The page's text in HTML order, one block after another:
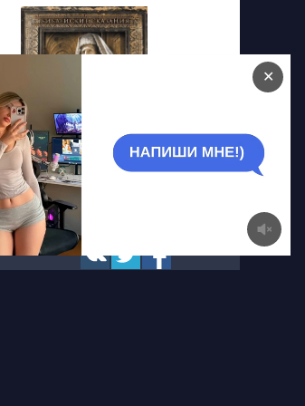
Царь Соломон.
Мудрейший из мудрых
✕